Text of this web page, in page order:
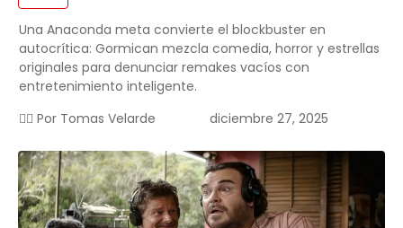
Una Anaconda meta convierte el blockbuster en
autocrítica: Gormican mezcla comedia, horror y estrellas
originales para denunciar remakes vacíos con
entretenimiento inteligente.
✍🏻 Por Tomas Velarde diciembre 27, 2025